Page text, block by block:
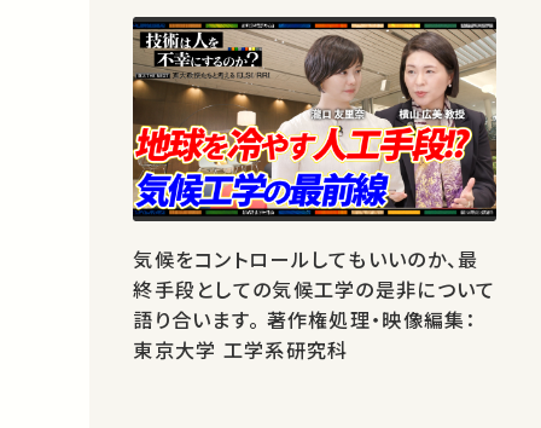
気候をコントロールしてもいいのか、最
終手段としての気候工学の是非について
語り合います。 著作権処理・映像編集：
東京大学 工学系研究科